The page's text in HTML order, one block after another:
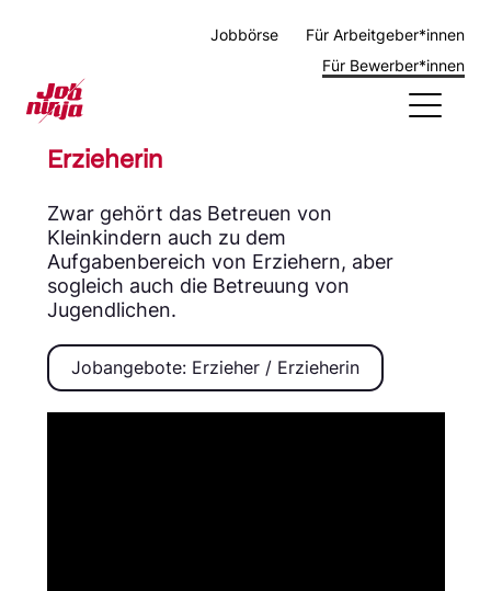
Jobbörse
Für Arbeitgeber*innen
Für Bewerber*innen
Aktuelles
Über uns
Brutto Netto Rechner
Erzieherin
Zwar gehört das Betreuen von
Kleinkindern auch zu dem
Aufgabenbereich von Erziehern, aber
sogleich auch die Betreuung von
Jugendlichen.
Jobangebote: Erzieher / Erzieherin